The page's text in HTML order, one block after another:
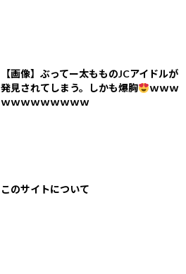
【画像】ぶってー太もものJCアイドルが
発見されてしまう。しかも爆胸
ｗｗｗ
ｗｗｗｗｗｗｗｗｗ
このサイトについて